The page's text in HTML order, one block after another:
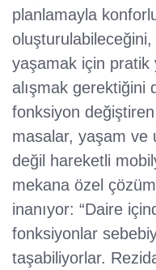
planlamayla
yaşamak için pratik
alışmak gerektiğini
fonksiyon
masalar, yaşam ve
değil hareketli
mekana özel
inanıyor: “Daire
fonksiyonlar
taşabiliyorlar.